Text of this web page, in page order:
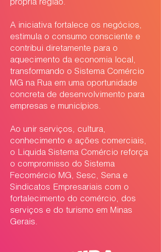
A iniciativa fortalece os negócios,
estimula o consumo consciente e
contribui diretamente para o
aquecimento da economia local,
transformando o Sistema Comércio
MG na Rua em uma oportunidade
concreta de desenvolvimento para
empresas e municípios.
Ao unir serviços, cultura,
conhecimento e ações comerciais,
o Liquida Sistema Comércio reforça
o compromisso do Sistema
Fecomércio MG, Sesc, Sena e
Sindicatos Empresariais com o
fortalecimento do comércio, dos
serviços e do turismo em Minas
Gerais.